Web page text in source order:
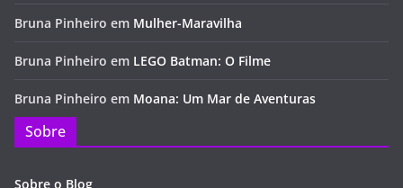
Bruna Pinheiro em Mulher-Maravilha
Bruna Pinheiro em LEGO Batman: O Filme
Bruna Pinheiro em Moana: Um Mar de Aventuras
Sobre
Sobre o Blog